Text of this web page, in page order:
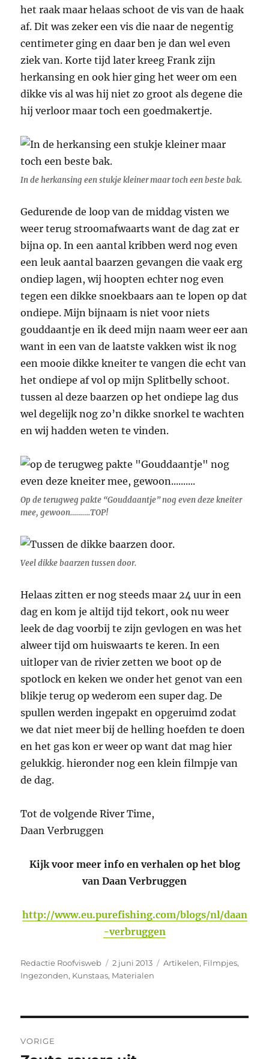
het raak maar helaas schoot de vis van de haak
af. Dit was zeker een vis die naar de negentig
centimeter ging en daar ben je dan wel even
ziek van. Korte tijd later kreeg Frank zijn
herkansing en ook hier ging het weer om een
dikke vis al was hij niet zo groot als degene die
hij verloor maar toch een goedmakertje.
In de herkansing een stukje kleiner maar toch een beste bak.
Gedurende de loop van de middag visten we
weer terug stroomafwaarts want de dag zat er
bijna op. In een aantal kribben werd nog even
een leuk aantal baarzen gevangen die vaak erg
ondiep lagen, wij hoopten echter nog even
tegen een dikke snoekbaars aan te lopen op dat
ondiepe. Mijn bijnaam is niet voor niets
gouddaantje en ik deed mijn naam weer eer aan
want in een van de laatste vakken wist ik nog
een mooie dikke kneiter te vangen die echt van
het ondiepe af vol op mijn Splitbelly schoot.
tussen al deze baarzen op het ondiepe lag dus
wel degelijk nog zo’n dikke snorkel te wachten
en wij hadden weten te vinden.
Op de terugweg pakte “Gouddaantje” nog even deze kneiter
mee, gewoon……….TOP!
Veel dikke baarzen tussen door.
Helaas zitten er nog steeds maar 24 uur in een
dag en kom je altijd tijd tekort, ook nu weer
leek de dag voorbij te zijn gevlogen en was het
alweer tijd om huiswaarts te keren. In een
uitloper van de rivier zetten we boot op de
spotlock en keken we onder het genot van een
blikje terug op wederom een super dag. De
spullen werden ingepakt en opgeruimd zodat
we dat niet meer bij de helling hoefden te doen
en het gas kon er weer op want dat mag hier
gelukkig. hieronder nog een klein filmpje van
de dag.
Tot de volgende River Time,
Daan Verbruggen
Kijk voor meer info en verhalen op het blog
van Daan Verbruggen
http://www.eu.purefishing.com/blogs/nl/daan
-verbruggen
Auteur
Redactie Roofvisweb
Geplaatst
op
2 juni 2013 Categorieën
Artikelen, Filmpjes,
Ingezonden, Kunstaas, Materialen
navigatie
VORIGE